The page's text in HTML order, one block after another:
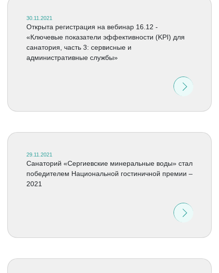
30.11.2021
Открыта регистрация на вебинар 16.12 -
«Ключевые показатели эффективности (KPI) для
санатория, часть 3: сервисные и
административные службы»
29.11.2021
Санаторий «Сергиевские минеральные воды» стал
победителем Национальной гостиничной премии –
2021